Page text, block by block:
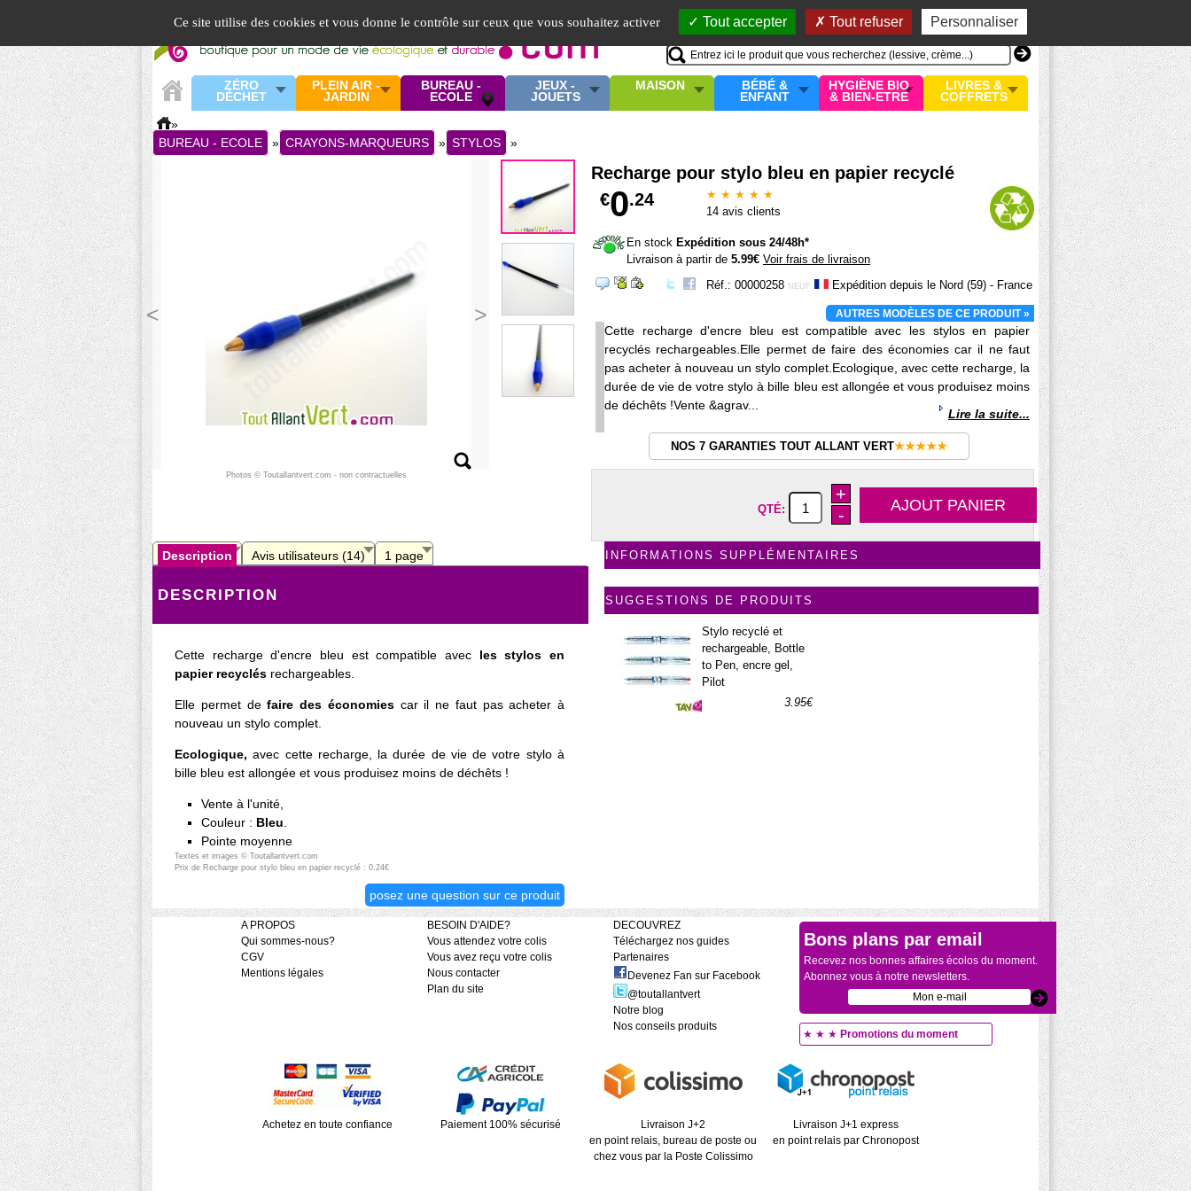
Ce site utilise des cookies et vous donne le contrôle sur ceux que vous souhaitez activer Tout accepter Tout refuser Personnaliser
Mon compte
MON PANIER
0 article
ZÉRO
DÉCHET
PLEIN AIR -
JARDIN
BUREAU -
ECOLE
JEUX -
JOUETS
MAISON
BÉBÉ &
ENFANT
HYGIÈNE BIO
& BIEN-ETRE
LIVRES &
COFFRETS
»
BUREAU - ECOLE
» CRAYONS-MARQUEURS » STYLOS »
>
<
Photos © Toutallantvert.com - non contractuelles
Recharge pour stylo bleu en papier recyclé
★ ★ ★ ★ ★
14 avis clients
€0.24
En stock Expédition sous 24/48h*
Livraison à partir de 5.99€ Voir frais de livraison
Réf.: 00000258 NEUF Expédition depuis le Nord (59) - France
AUTRES MODÈLES DE CE PRODUIT »
Cette recharge d'encre bleu est compatible avec les stylos en papier
recyclés rechargeables.Elle permet de faire des économies car il ne faut
pas acheter à nouveau un stylo complet.Ecologique, avec cette recharge, la
durée de vie de votre stylo à bille bleu est allongée et vous produisez moins
de déchêts !Vente &agrav...
Lire la suite...
NOS 7 GARANTIES TOUT ALLANT VERT★★★★★
QTÉ:
+
-
INFORMATIONS SUPPLÉMENTAIRES
SUGGESTIONS DE PRODUITS
Stylo recyclé et
rechargeable, Bottle
to Pen, encre gel,
Pilot
3.95€
Description Avis utilisateurs (14) 1 page
DESCRIPTION
Cette recharge d'encre bleu est compatible avec les stylos en
papier recyclés rechargeables.
Elle permet defaire des économiescar il ne faut pas acheter à
nouveau un stylo complet.
Ecologique,avec cette recharge, la durée de vie de votre stylo à
bille bleu est allongée et vous produisez moins de déchêts !
Vente à l'unité,
Couleur : Bleu.
Pointe moyenne
Textes et images © Toutallantvert.com
Prix de Recharge pour stylo bleu en papier recyclé : 0.24€
posez une question sur ce produit
A PROPOS
Qui sommes-nous?
CGV
Mentions légales
BESOIN D'AIDE?
Vous attendez votre colis
Vous avez reçu votre colis
Nous contacter
Plan du site
DECOUVREZ
Téléchargez nos guides
Partenaires
Devenez Fan sur Facebook
@toutallantvert
Notre blog
Nos conseils produits
Bons plans par email
Recevez nos bonnes affaires écolos du moment.
Abonnez vous à notre newsletters.
★ ★ ★ Promotions du moment
Achetez en toute confiance Paiement 100% sécurisé
Livraison J+2
en point relais, bureau de poste ou
chez vous par la Poste Colissimo
Livraison J+1 express
en point relais par Chronopost